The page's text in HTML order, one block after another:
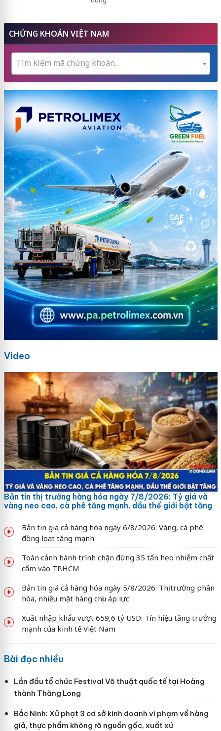
CHỨNG KHOÁN VIỆT NAM
Tìm kiếm mã chứng khoán...
Video
Bản tin thị trường hàng hóa ngày 7/8/2026: Tỷ giá và
vàng neo cao, cà phê tăng mạnh, dầu thế giới bật tăng
Bản tin giá cả hàng hóa ngày 6/8/2026: Vàng, cà phê
đồng loạt tăng mạnh
Toàn cảnh hành trình chặn đứng 35 tấn heo nhiễm chất
cấm vào TP.HCM
Bản tin giá cả hàng hóa ngày 5/8/2026: Thị trường phân
hóa, nhiều mặt hàng chịu áp lực
Xuất nhập khẩu vượt 659,6 tỷ USD: Tín hiệu tăng trưởng
mạnh của kinh tế Việt Nam
Bài đọc nhiều
Lần đầu tổ chức Festival Võ thuật quốc tế tại Hoàng
thành Thăng Long
Bắc Ninh: Xử phạt 3 cơ sở kinh doanh vi phạm về hàng
giả, thực phẩm không rõ nguồn gốc, xuất xứ